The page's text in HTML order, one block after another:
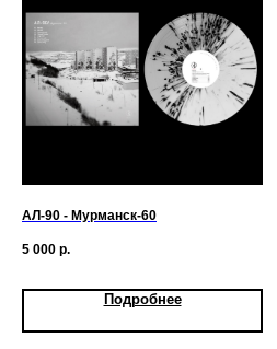
АЛ-90 ‎- Мурманск-​60
5 000 р.
Подробнее